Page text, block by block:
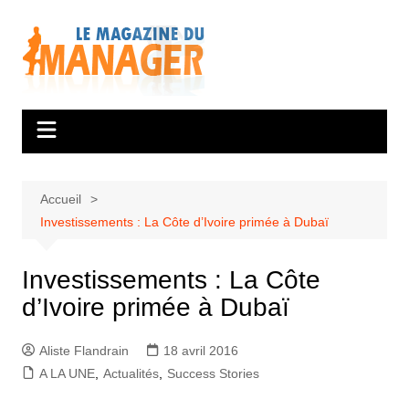
contenu
Accueil
Investissements : La Côte d’Ivoire primée à Dubaï
Investissements : La Côte
d’Ivoire primée à Dubaï
Aliste Flandrain
18 avril 2016
A LA UNE, Actualités, Success Stories